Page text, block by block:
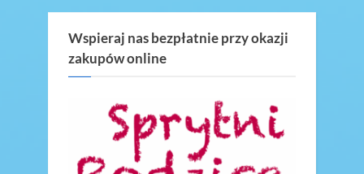
x
t
t
:
Wspieraj nas bezpłatnie przy okazji
zakupów online